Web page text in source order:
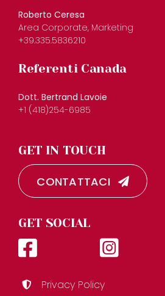
Roberto Ceresa
Area Corporate, Marketing
+39.335.5836210
Referenti Canada
Dott. Bertrand Lavoie
+1 (418)254-6985
GET IN TOUCH
CONTATTACI
GET SOCIAL
Privacy Policy